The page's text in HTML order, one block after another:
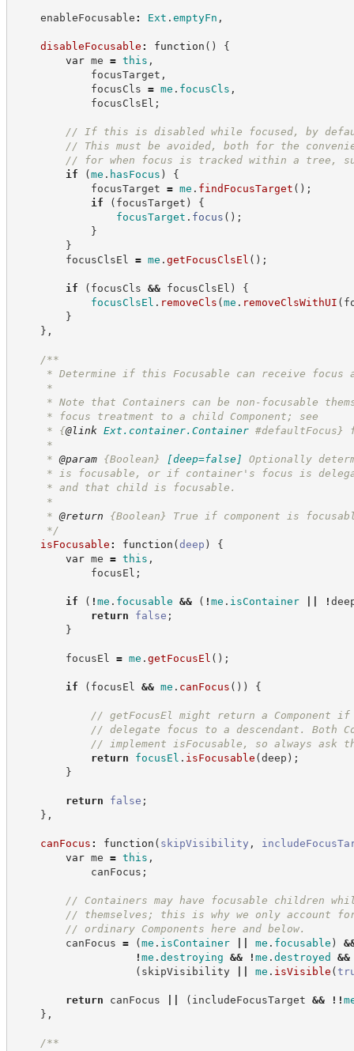
enableFocusable : Ext . emptyFn ,
disableFocusable : function ( )
{
var me = this ,
focusTarget ,
focusCls = me . focusCls ,
focusClsEl ;
// If this is disabled while focused, by
// This must be avoided, both for the
// for when focus is tracked within a tree,
if
(me . hasFocus )
{
focusTarget = me . findFocusTarget ( ) ;
if
( focusTarget )
{
focusTarget . focus ( ) ;
}
}
focusClsEl = me . getFocusClsEl ( ) ;
if ( focusCls && focusClsEl )
{
focusClsEl . removeCls (me . removeClsWithUI (
}
} ,
/**
* Determine if this Focusable can receive focus
*
* Note that Containers can be non-focusable
* focus treatment to a child Component; see
* {@link Ext.container.Container #defaultFocus}
*
* @param {Boolean} [deep=false]
Optionally
* is focusable, or if container's focus is
* and that child is focusable.
*
* @return {Boolean}
True if component is
*/
isFocusable : function (deep )
{
var me = this ,
focusEl ;
if ( ! me . focusable && ( ! me . isContainer !
return
false ;
}
focusEl = me . getFocusEl ( ) ;
if ( focusEl && me . canFocus ( ) ) {
// getFocusEl might return a Component
// delegate focus to a descendant. Both
// implement isFocusable, so always ask
return
focusEl . isFocusable (deep ) ;
}
return false ;
} ,
canFocus : function ( skipVisibility ,
var me = this ,
canFocus ;
// Containers may have focusable children
// themselves; this is why we only account
// ordinary Components here and below.
canFocus = (me . isContainer me . focusable )
! me . destroying && ! me . destroyed
&&
( skipVisibility me . isVisible (
return canFocus ( includeFocusTarget && !!
} ,
/**